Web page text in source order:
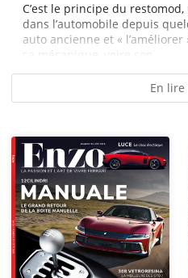
C’est le principe du
dans l’automobile depuis
auto ancienne et «
sa mécanique, voire son...
En lire